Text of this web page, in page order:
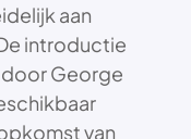
aan
introductie
door George
van